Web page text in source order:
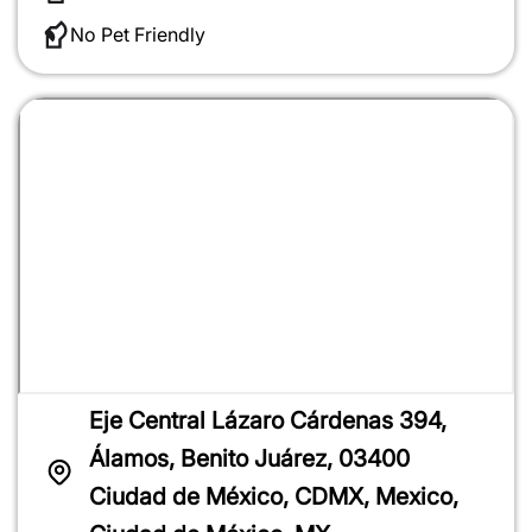
No Pet Friendly
Eje Central Lázaro Cárdenas 394,
Álamos, Benito Juárez, 03400
Ciudad de México, CDMX, Mexico,